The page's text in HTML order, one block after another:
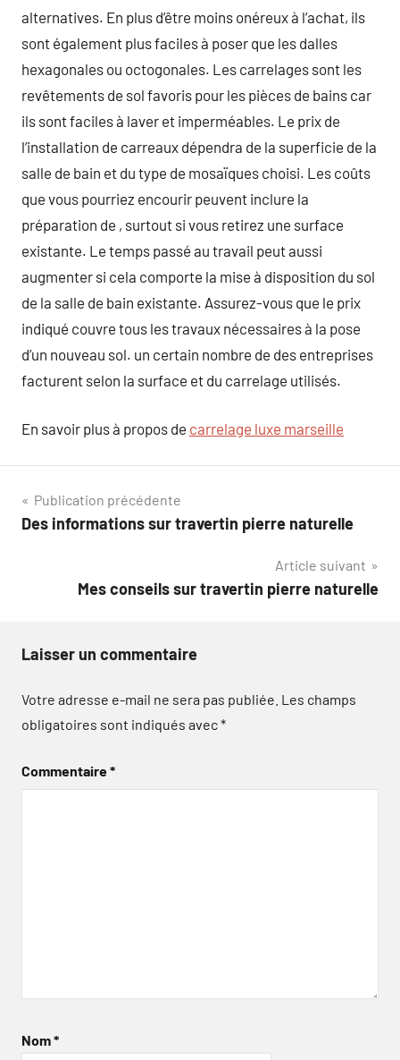
alternatives. En plus d’être moins onéreux à l’achat, ils
sont également plus faciles à poser que les dalles
hexagonales ou octogonales. Les carrelages sont les
revêtements de sol favoris pour les pièces de bains car
ils sont faciles à laver et imperméables. Le prix de
l’installation de carreaux dépendra de la superficie de la
salle de bain et du type de mosaïques choisi. Les coûts
que vous pourriez encourir peuvent inclure la
préparation de , surtout si vous retirez une surface
existante. Le temps passé au travail peut aussi
augmenter si cela comporte la mise à disposition du sol
de la salle de bain existante. Assurez-vous que le prix
indiqué couvre tous les travaux nécessaires à la pose
d’un nouveau sol. un certain nombre de des entreprises
facturent selon la surface et du carrelage utilisés.
En savoir plus à propos de carrelage luxe marseille
Navigation
de
Publication précédente
Des informations sur travertin pierre naturelle
Article suivant
Mes conseils sur travertin pierre naturelle
Laisser un commentaire
Votre adresse e-mail ne sera pas publiée. Les champs
obligatoires sont indiqués avec*
Commentaire*
Nom*